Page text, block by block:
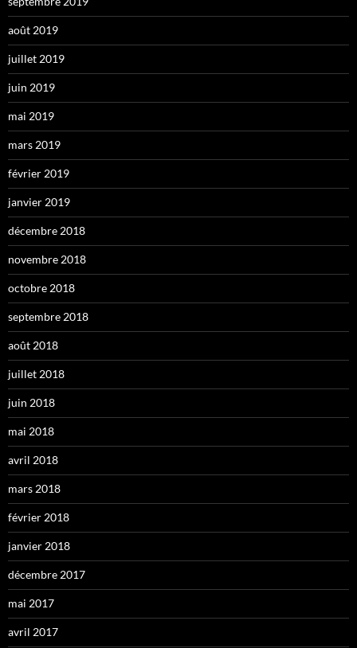
août 2019
juillet 2019
juin 2019
mai 2019
mars 2019
février 2019
janvier 2019
décembre 2018
novembre 2018
octobre 2018
septembre 2018
août 2018
juillet 2018
juin 2018
mai 2018
avril 2018
mars 2018
février 2018
janvier 2018
décembre 2017
mai 2017
avril 2017